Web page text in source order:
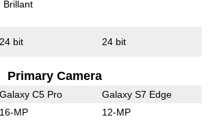
Brillant
24 bit 24 bit
Primary Camera
Galaxy C5 Pro Galaxy S7 Edge
16-MP 12-MP